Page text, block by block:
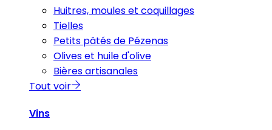
Huitres, moules et coquillages
Tielles
Petits pâtés de Pézenas
Olives et huile d'olive
Bières artisanales
Tout voir
Vins